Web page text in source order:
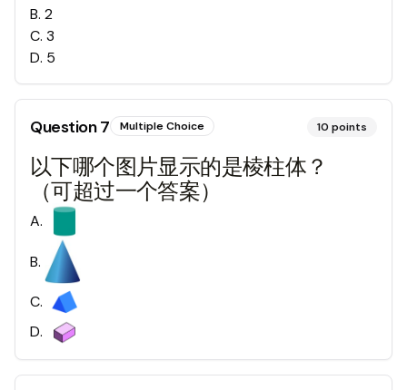
B. 2
C. 3
D. 5
Question7 Multiple Choice 10 points
以下哪个图片显示的是棱柱体？
（可超过一个答案）
A.
B.
C.
D.